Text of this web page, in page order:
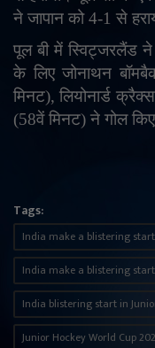
ने जापान को 4-1 से
पूल बी में स्विट्जरलैंड
के लिए जोनाथन
मिनट),लियोनार्ड
(58वें मिनट) ने गोल
Tags:
India make a blistering
India make a blistering
India blistering start in
Junior Hockey World Cup